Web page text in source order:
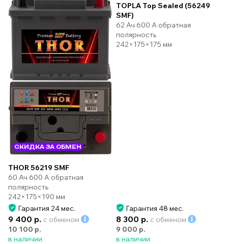
СКИДКА ЗА ОБМЕН
THOR 56219 SMF
60 Ач 600 А обратная
полярность
242×175×190 мм
Гарантия 24 мес.
9 400 р. с обменом
10 100 р.
в наличии
TOPLA Top Sealed (56249
SMF)
62 Ач 600 А обратная
полярность
242×175×175 мм
Гарантия 48 мес.
8 300 р. с обменом
9 000 р.
в наличии